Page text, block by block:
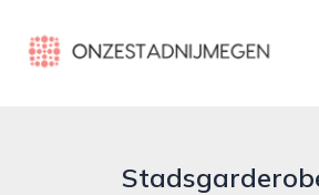
onzestadnijmegen.nl